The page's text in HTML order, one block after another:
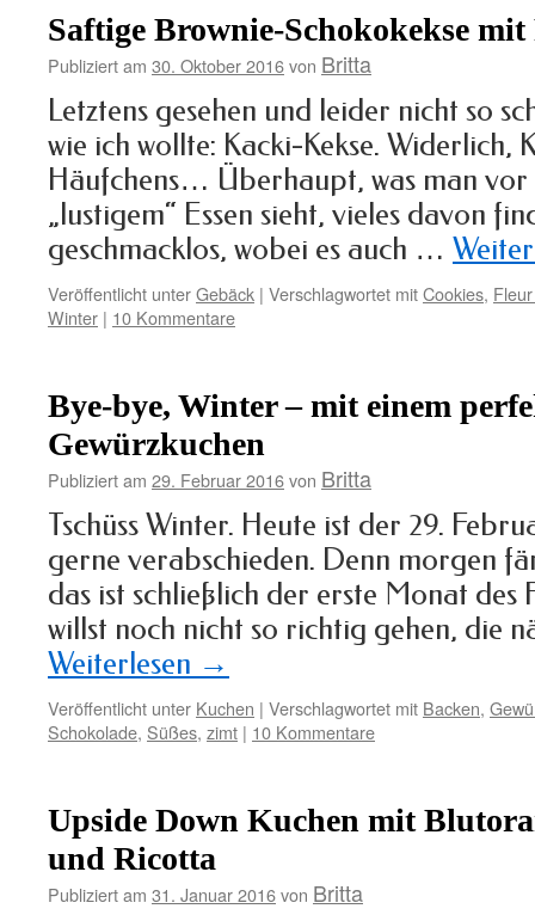
Saftige Brownie-Schokokekse mit
Publiziert am 30. Oktober 2016von Britta
Letztens gesehen und leider nicht so
wie ich wollte: Kacki-Kekse. Widerlich,
Häufchens… Überhaupt, was man vor
„lustigem“ Essen sieht, vieles davon
geschmacklos, wobei es auch …
Veröffentlicht unterGebäck | Verschlagwortet mitCookies,
Winter | 10 Kommentare
Bye-bye, Winter – mit einem
Gewürzkuchen
Publiziert am 29. Februar 2016von Britta
Tschüss Winter. Heute ist der 29.
gerne verabschieden. Denn morgen
das ist schließlich der erste Monat des
willst noch nicht so richtig gehen, die
Weiterlesen →
Veröffentlicht unter Kuchen | Verschlagwortet mit Backen,
Schokolade, Süßes, zimt | 10 Kommentare
Upside Down Kuchen mit
und Ricotta
Publiziert am 31. Januar 2016von Britta